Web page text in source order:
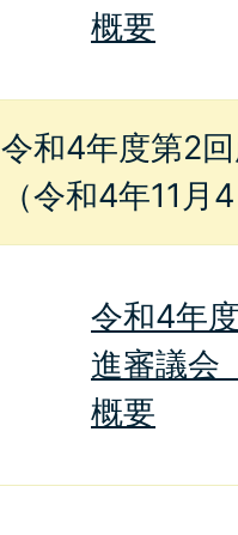
概要
令和4年度第2
（令和4年11
令和4年
進審議会
概要